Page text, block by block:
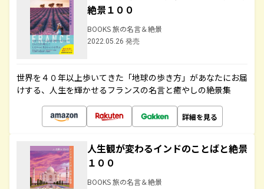
絶景１００
BOOKS 旅の名言＆絶景
2022.05.26 発売
世界を４０年以上歩いてきた「地球の歩き方」があなたにお届
けする、人生を輝かせるフランスの名言と癒やしの絶景集
詳細を見る
人生観が変わるインドのことばと絶景
１００
BOOKS 旅の名言＆絶景